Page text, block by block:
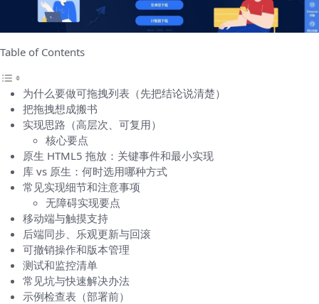
Table of Contents
为什么要做可拖拽列表（先把结论说清楚）
把拖拽想成搬书
实现思路（高层次、可复用）
核心要点
原生 HTML5 拖放：关键事件和最小实现
库 vs 原生：何时选用哪种方式
常见实现细节和注意事项
无障碍实现要点
移动端与触摸支持
后端同步、乐观更新与回滚
可撤销操作和版本管理
测试和监控清单
常见坑与快速解决办法
示例检查表（部署前）